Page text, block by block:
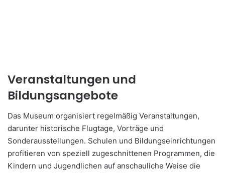
Veranstaltungen und
Bildungsangebote
Das Museum organisiert regelmäßig Veranstaltungen,
darunter historische Flugtage, Vorträge und
Sonderausstellungen. Schulen und Bildungseinrichtungen
profitieren von speziell zugeschnittenen Programmen, die
Kindern und Jugendlichen auf anschauliche Weise die